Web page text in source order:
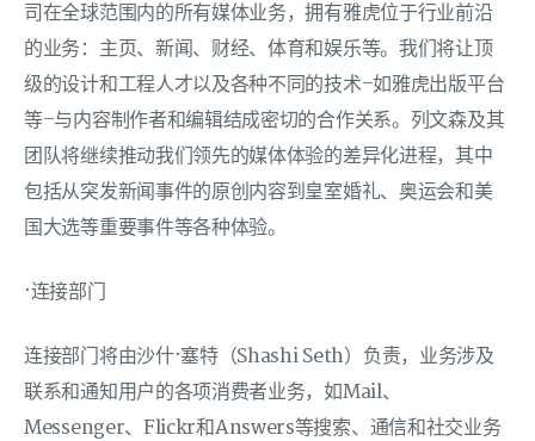
司在全球范围内的所有媒体业务，拥有雅虎位于行业前沿
的业务：主页、新闻、财经、体育和娱乐等。我们将让顶
级的设计和工程人才以及各种不同的技术–如雅虎出版平台
等–与内容制作者和编辑结成密切的合作关系。列文森及其
团队将继续推动我们领先的媒体体验的差异化进程，其中
包括从突发新闻事件的原创内容到皇室婚礼、奥运会和美
国大选等重要事件等各种体验。
·连接部门
连接部门将由沙什·塞特（Shashi Seth）负责，业务涉及
联系和通知用户的各项消费者业务，如Mail、
Messenger、Flickr和Answers等搜索、通信和社交业务